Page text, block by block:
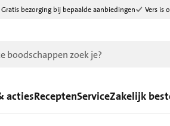
Gratis bezorging bij bepaalde aanbiedingen Vers is
actiesReceptenServiceZakelijk